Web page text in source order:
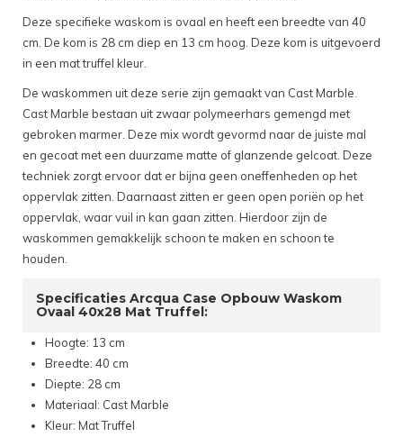
Deze specifieke waskom is ovaal en heeft een breedte van 40
cm. De kom is 28 cm diep en 13 cm hoog. Deze kom is uitgevoerd
in een mat truffel kleur.
De waskommen uit deze serie zijn gemaakt van Cast Marble.
Cast Marble bestaan uit zwaar polymeerhars gemengd met
gebroken marmer. Deze mix wordt gevormd naar de juiste mal
en gecoat met een duurzame matte of glanzende gelcoat. Deze
techniek zorgt ervoor dat er bijna geen oneffenheden op het
oppervlak zitten. Daarnaast zitten er geen open poriën op het
oppervlak, waar vuil in kan gaan zitten. Hierdoor zijn de
waskommen gemakkelijk schoon te maken en schoon te
houden.
Specificaties Arcqua Case Opbouw Waskom
Ovaal 40x28 Mat Truffel:
Hoogte: 13 cm
Breedte: 40 cm
Diepte: 28 cm
Materiaal: Cast Marble
Kleur: Mat Truffel